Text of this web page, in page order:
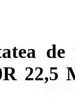
de
22,5